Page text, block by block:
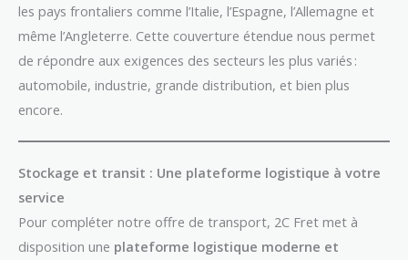
les pays frontaliers comme l’Italie, l’Espagne, l’Allemagne et
même l’Angleterre. Cette couverture étendue nous permet
de répondre aux exigences des secteurs les plus variés :
automobile, industrie, grande distribution, et bien plus
encore.
Stockage et transit : Une plateforme logistique à votre
service
Pour compléter notre offre de transport, 2C Fret met à
disposition une plateforme logistique moderne et